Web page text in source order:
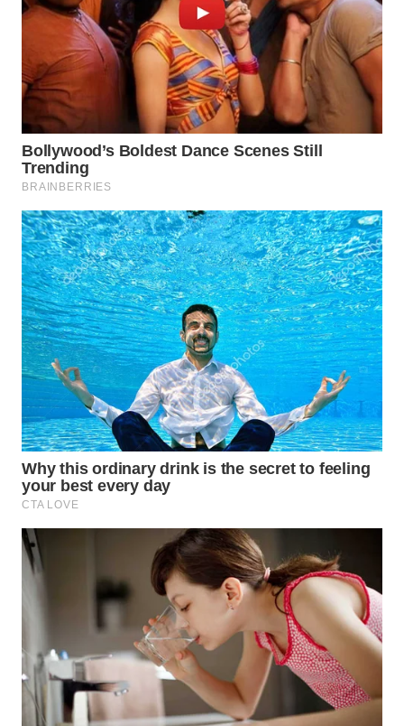
WN
TANGERANG
WN
BINJAI
WN
CIREBON
INDRAMAYU
WN
KUNINGAN
WN
MAJALENGKA
WN
SUBANG
WN
SUKABUMI
PURWAKARTA
TIMUR
WN
SEMARANG